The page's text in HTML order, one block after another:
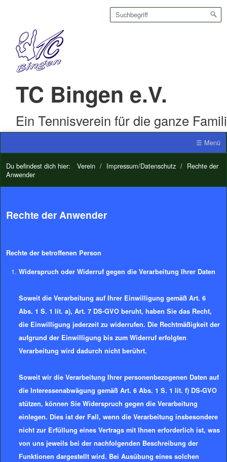
TC Bingen e.V.
Ein Tennisverein für die ganze
☰ Menü
Du befindest dich hier: Verein / Impressum/Datenschutz / Rechte der
Anwender
Rechte der Anwender
Rechte der betroffenen Person
Widerspruch oder Widerruf gegen die Verarbeitung Ihrer Daten
Soweit die Verarbeitung auf Ihrer Einwilligung gemäß Art. 6
Abs. 1 S. 1 lit. a), Art. 7 DS-GVO beruht, haben Sie das Recht,
die Einwilligung jederzeit zu widerrufen. Die Rechtmäßigkeit der
aufgrund der Einwilligung bis zum Widerruf erfolgten
Verarbeitung wird dadurch nicht berührt.
Soweit wir die Verarbeitung Ihrer personenbezogenen Daten auf
die Interessenabwägung gemäß Art. 6 Abs. 1 S. 1 lit. f) DS-GVO
stützen, können Sie Widerspruch gegen die Verarbeitung
einlegen. Dies ist der Fall, wenn die Verarbeitung insbesondere
nicht zur Erfüllung eines Vertrags mit Ihnen erforderlich ist, was
von uns jeweils bei der nachfolgenden Beschreibung der
Funktionen dargestellt wird. Bei Ausübung eines solchen